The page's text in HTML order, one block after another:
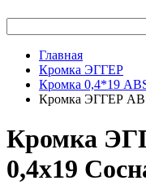
Главная
Кромка ЭГГЕР
Кромка 0,4*19
Кромка ЭГГЕР
Кромка
0,4х19